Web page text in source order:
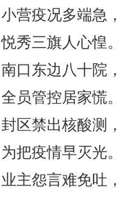
小营疫况多端急，
悦秀三旗人心惶。
南口东边八十院，
全员管控居家慌。
封区禁出核酸测，
为把疫情早灭光。
业主怨言难免吐，